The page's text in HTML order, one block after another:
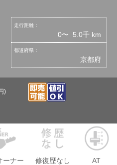
走行距離：
0〜 5.0千 km
都道府県：
京都府
)
ーナー 修復歴なし
AT